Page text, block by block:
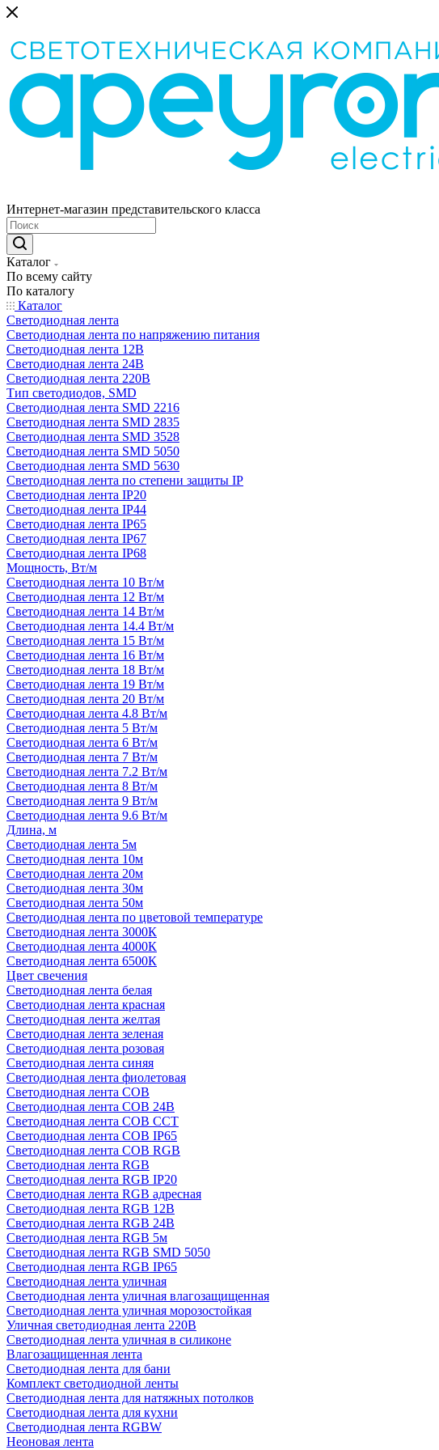
Интернет-магазин представительского класса
Каталог
По всему сайту
По каталогу
Каталог
Светодиодная лента
Светодиодная лента по напряжению питания
Светодиодная лента 12В
Светодиодная лента 24В
Светодиодная лента 220В
Тип светодиодов, SMD
Cветодиодная лента SMD 2216
Светодиодная лента SMD 2835
Светодиодная лента SMD 3528
Светодиодная лента SMD 5050
Светодиодная лента SMD 5630
Светодиодная лента по степени защиты IP
Светодиодная лента IP20
Светодиодная лента IP44
Светодиодная лента IP65
Светодиодная лента IP67
Светодиодная лента IP68
Мощность, Вт/м
Светодиодная лента 10 Вт/м
Светодиодная лента 12 Вт/м
Светодиодная лента 14 Вт/м
Светодиодная лента 14.4 Вт/м
Светодиодная лента 15 Вт/м
Светодиодная лента 16 Вт/м
Светодиодная лента 18 Вт/м
Светодиодная лента 19 Вт/м
Светодиодная лента 20 Вт/м
Светодиодная лента 4.8 Вт/м
Светодиодная лента 5 Вт/м
Светодиодная лента 6 Вт/м
Светодиодная лента 7 Вт/м
Светодиодная лента 7.2 Вт/м
Светодиодная лента 8 Вт/м
Светодиодная лента 9 Вт/м
Светодиодная лента 9.6 Вт/м
Длина, м
Светодиодная лента 5м
Светодиодная лента 10м
Светодиодная лента 20м
Светодиодная лента 30м
Светодиодная лента 50м
Светодиодная лента по цветовой температуре
Светодиодная лента 3000К
Светодиодная лента 4000К
Светодиодная лента 6500К
Цвет свечения
Светодиодная лента белая
Светодиодная лента красная
Светодиодная лента желтая
Светодиодная лента зеленая
Светодиодная лента розовая
Светодиодная лента синяя
Светодиодная лента фиолетовая
Светодиодная лента COB
Светодиодная лента COB 24В
Светодиодная лента COB CCT
Светодиодная лента COB IP65
Светодиодная лента COB RGB
Светодиодная лента RGB
Светодиодная лента RGB IP20
Светодиодная лента RGB адресная
Светодиодная лента RGB 12В
Светодиодная лента RGB 24В
Светодиодная лента RGB 5м
Светодиодная лента RGB SMD 5050
Светодиодная лента RGB IP65
Светодиодная лента уличная
Светодиодная лента уличная влагозащищенная
Светодиодная лента уличная морозостойкая
Уличная светодиодная лента 220В
Светодиодная лента уличная в силиконе
Влагозащищенная лента
Светодиодная лента для бани
Комплект светодиодной ленты
Светодиодная лента для натяжных потолков
Светодиодная лента для кухни
Светодиодная лента RGBW
Неоновая лента